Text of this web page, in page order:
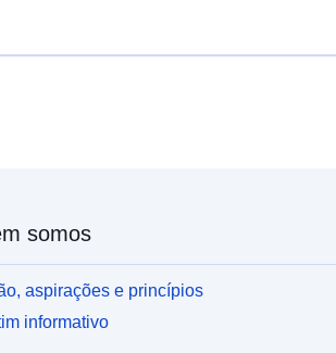
somos
aspirações e princípios
informativo